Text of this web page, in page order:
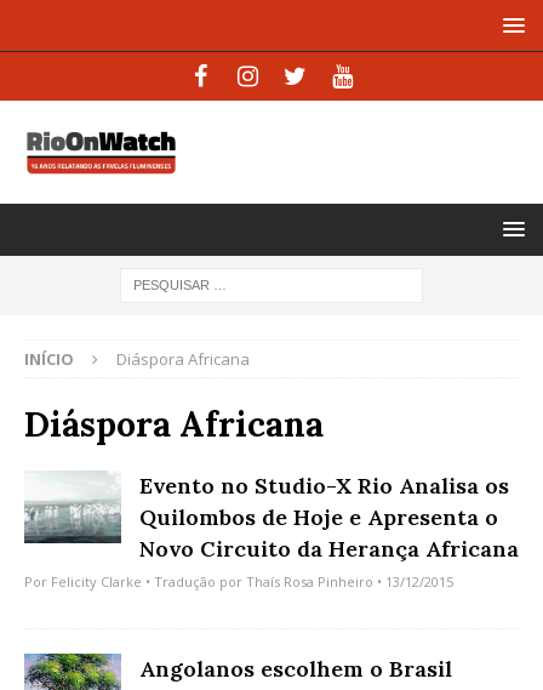
INÍCIO Diáspora Africana
Diáspora Africana
Evento no Studio-X Rio Analisa os
Quilombos de Hoje e Apresenta o
Novo Circuito da Herança Africana
Por Felicity Clarke • Tradução por Thaís Rosa Pinheiro • 13/12/2015
Angolanos escolhem o Brasil